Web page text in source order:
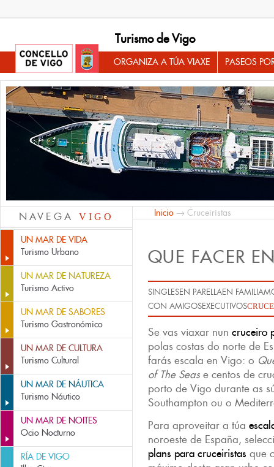
Turismo de Vigo
ORGANIZA A TÚA VIAXE PASEOS
NAVEGA VIGO
UN MAR DE VIDA
Turismo Urbano
UN MAR DE NATUREZA
Turismo Activo
UN MAR DE SABORES
Turismo Gastronómico
UN MAR DE CULTURA
Turismo Cultural
UN MAR DE NÁUTICA
Turismo Náutico
UN MAR DE NOITES
Ocio Nocturno
RÍA DE VIGO
Inicio → Cruceiristas
QUE FACER
SINGLESEN PARELLAEN FAMILIA
CON AMIGOSEXECUTIVOS
Se vas viaxar nun cruceiro
polas costas do norte de
farás escala en Vigo: o
of The Seas e centos de
porto de Vigo durante as
Southampton ou o
Para aproveitar a túa
noroeste de España,
plans para cruceiristas que